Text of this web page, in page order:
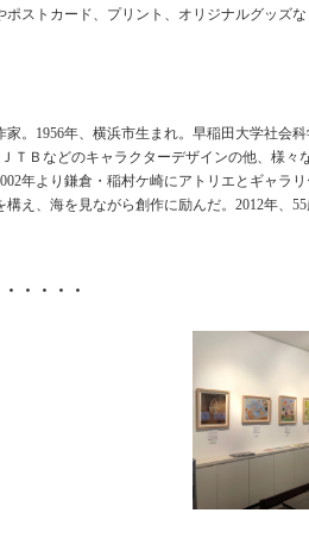
ポストカード、プリント、オリジナルグッズ
家。1956年、横浜市生まれ。早稲田大学社会
ＴＢなどのキャラクターデザインの他、様々
年より鎌倉・稲村ケ崎にアトリエとギャラリ
構え、海を見ながら創作に励んだ。2012年、
・・・・